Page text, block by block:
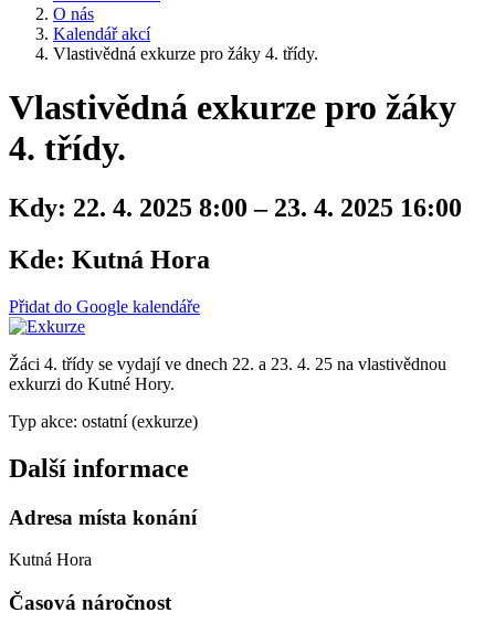
O nás
Kalendář akcí
Vlastivědná exkurze pro žáky 4. třídy.
Vlastivědná exkurze pro žáky
4. třídy.
Kdy: 22. 4. 2025 8:00 – 23. 4. 2025 16:00
Kde: Kutná Hora
Přidat do Google kalendáře
Žáci 4. třídy se vydají ve dnech 22. a 23. 4. 25 na vlastivědnou
exkurzi do Kutné Hory.
Typ akce: ostatní (exkurze)
Další informace
Adresa místa konání
Kutná Hora
Časová náročnost